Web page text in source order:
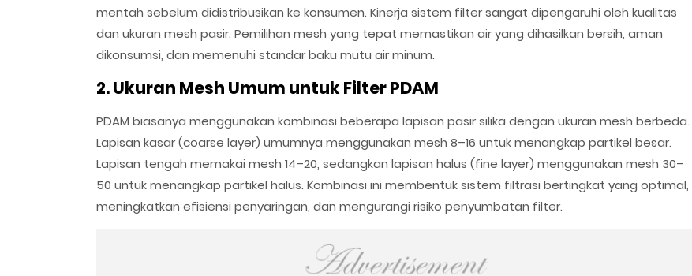
mentah sebelum didistribusikan ke konsumen. Kinerja sistem filter sangat dipengaruhi oleh kualitas
dan ukuran mesh pasir. Pemilihan mesh yang tepat memastikan air yang dihasilkan bersih, aman
dikonsumsi, dan memenuhi standar baku mutu air minum.
2. Ukuran Mesh Umum untuk Filter PDAM
PDAM biasanya menggunakan kombinasi beberapa lapisan pasir silika dengan ukuran mesh berbeda.
Lapisan kasar (coarse layer) umumnya menggunakan mesh 8–16 untuk menangkap partikel besar.
Lapisan tengah memakai mesh 14–20, sedangkan lapisan halus (fine layer) menggunakan mesh 30–
50 untuk menangkap partikel halus. Kombinasi ini membentuk sistem filtrasi bertingkat yang optimal,
meningkatkan efisiensi penyaringan, dan mengurangi risiko penyumbatan filter.